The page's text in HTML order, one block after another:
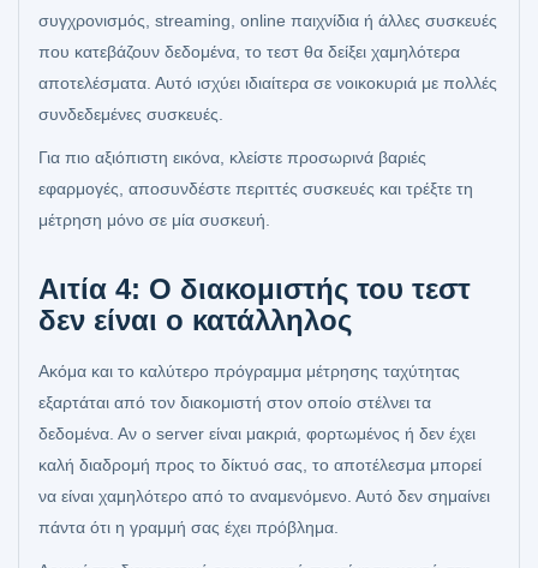
συγχρονισμός, streaming, online παιχνίδια ή άλλες συσκευές
που κατεβάζουν δεδομένα, το τεστ θα δείξει χαμηλότερα
αποτελέσματα. Αυτό ισχύει ιδιαίτερα σε νοικοκυριά με πολλές
συνδεδεμένες συσκευές.
Για πιο αξιόπιστη εικόνα, κλείστε προσωρινά βαριές
εφαρμογές, αποσυνδέστε περιττές συσκευές και τρέξτε τη
μέτρηση μόνο σε μία συσκευή.
Αιτία 4: Ο διακομιστής του τεστ
δεν είναι ο κατάλληλος
Ακόμα και το καλύτερο πρόγραμμα μέτρησης ταχύτητας
εξαρτάται από τον διακομιστή στον οποίο στέλνει τα
δεδομένα. Αν ο server είναι μακριά, φορτωμένος ή δεν έχει
καλή διαδρομή προς το δίκτυό σας, το αποτέλεσμα μπορεί
να είναι χαμηλότερο από το αναμενόμενο. Αυτό δεν σημαίνει
πάντα ότι η γραμμή σας έχει πρόβλημα.